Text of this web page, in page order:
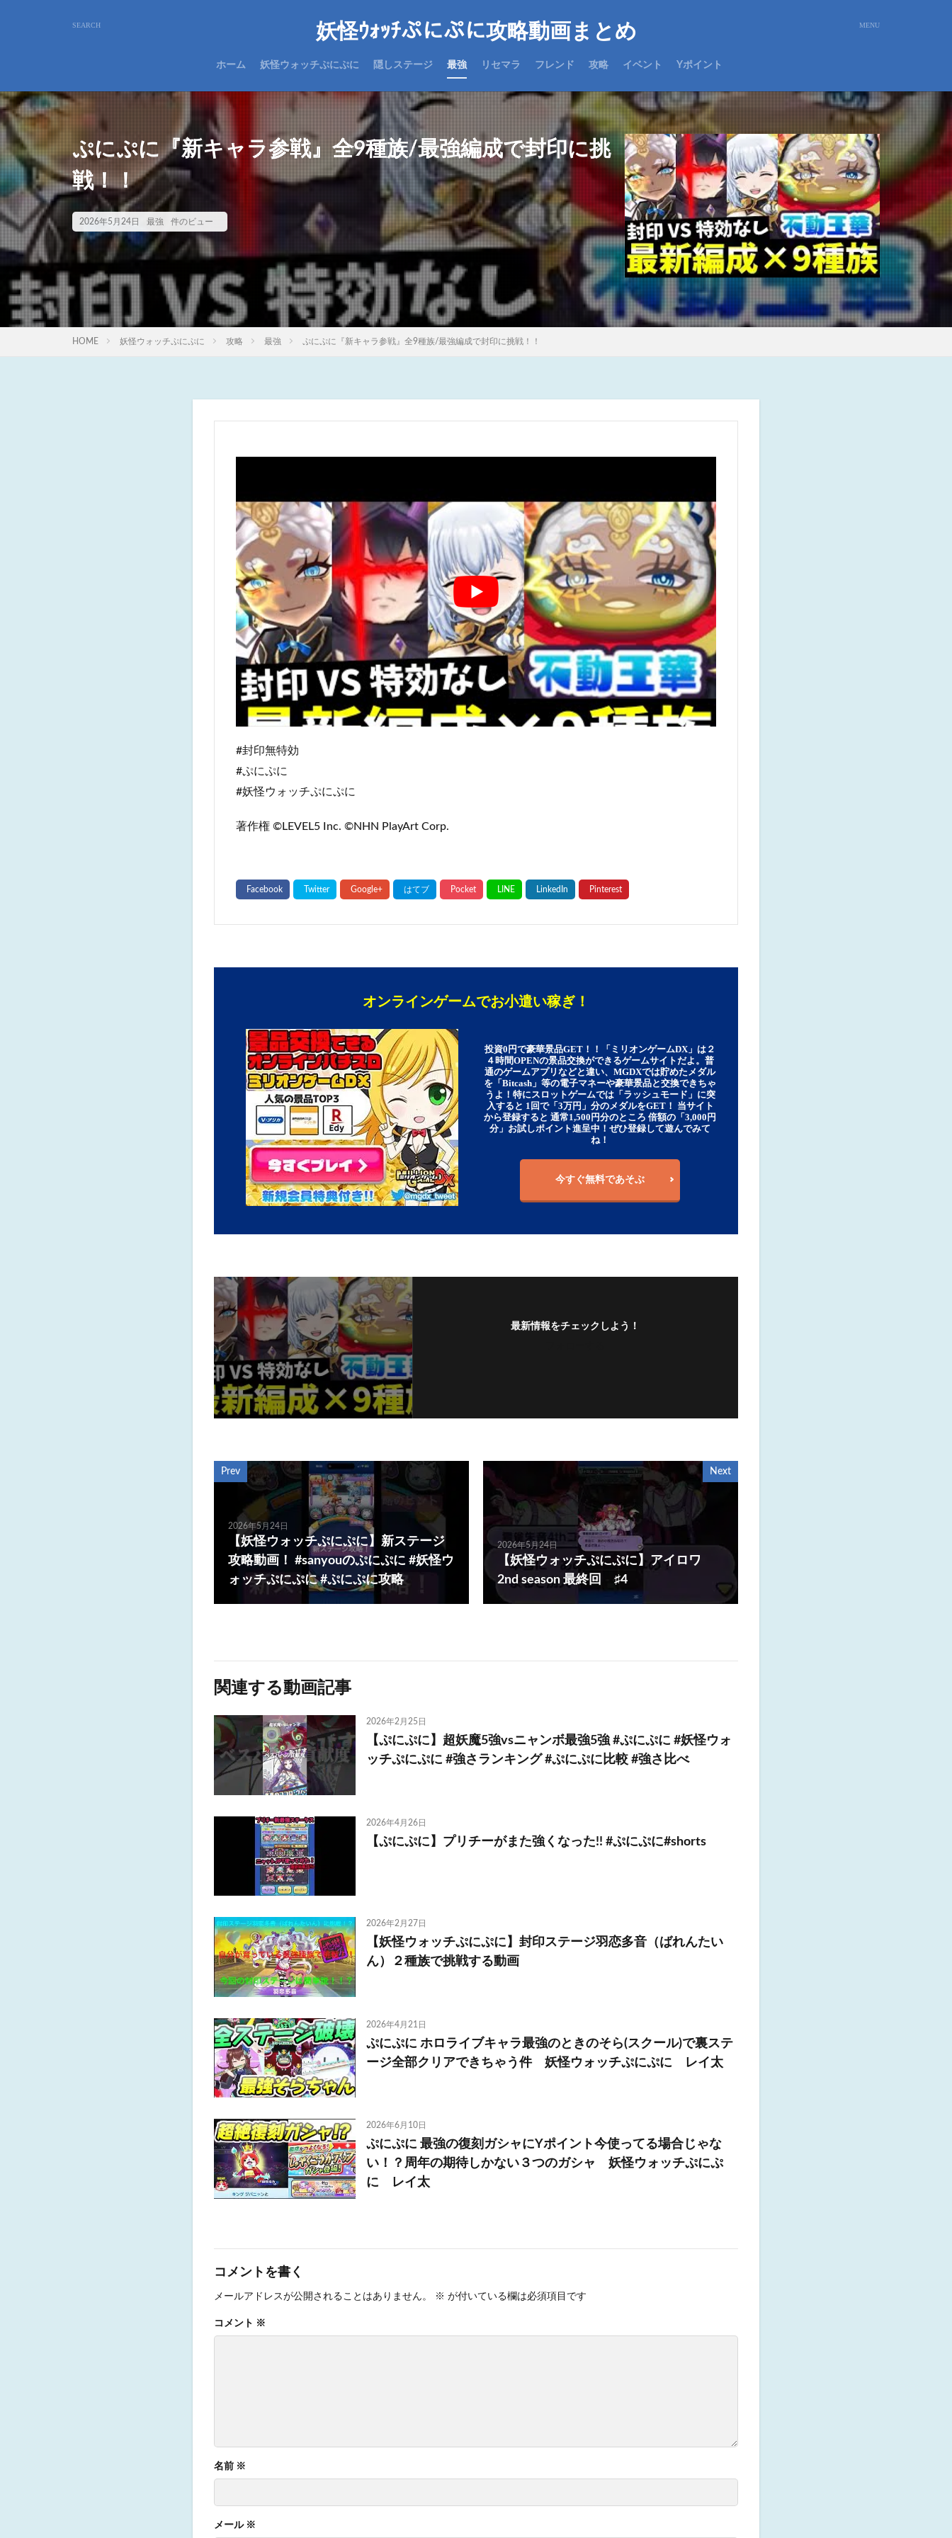
妖怪ｳｫｯﾁぷにぷに攻略動画まとめ
ホーム 妖怪ウォッチぷにぷに 隠しステージ 最強 リセマラ フレンド 攻略 イベント Yポイント
ぷにぷに『新キャラ参戦』全9種族/最強編成で封印に挑
戦！！
2026年5月24日 最強 件のビュー
HOME 妖怪ウォッチぷにぷに 攻略 最強 ぷにぷに『新キャラ参戦』全9種族/最強編成で封印に挑戦！！
#封印無特効
#ぷにぷに
#妖怪ウォッチぷにぷに
著作権 ©LEVEL5 Inc. ©NHN PlayArt Corp.
オンラインゲームでお小遣い稼ぎ！
投資0円で豪華景品GET！！「ミリオンゲームDX」は２
４時間OPENの景品交換ができるゲームサイトだよ。普
通のゲームアプリなどと違い、MGDXでは貯めたメダル
を「Bitcash」等の電子マネーや豪華景品と交換できちゃ
うよ！特にスロットゲームでは「ラッシュモード」に突
入すると 1回で「3万円」分のメダルをGET！ 当サイト
から登録すると 通常1,500円分のところ 倍額の「3,000円
分」お試しポイント進呈中！ぜひ登録して遊んでみて
ね！
今すぐ無料であそぶ
最新情報をチェックしよう！
Prev
2026年5月24日
【妖怪ウォッチぷにぷに】新ステージ
攻略動画！ #sanyouのぷにぷに #妖怪ウ
ォッチぷにぷに #ぷにぷに攻略
Next
2026年5月24日
【妖怪ウォッチぷにぷに】アイロワ
2nd season 最終回 ♯4
関連する動画記事
2026年2月25日
【ぷにぷに】超妖魔5強vsニャンボ最強5強 #ぷにぷに #妖怪ウォ
ッチぷにぷに #強さランキング #ぷにぷに比較 #強さ比べ
2026年4月26日
【ぷにぷに】プリチーがまた強くなった!! #ぷにぷに#shorts
2026年2月27日
【妖怪ウォッチぷにぷに】封印ステージ羽恋多音（ばれんたい
ん）２種族で挑戦する動画
2026年4月21日
ぷにぷに ホロライブキャラ最強のときのそら(スクール)で裏ステ
ージ全部クリアできちゃう件 妖怪ウォッチぷにぷに レイ太
2026年6月10日
ぷにぷに 最強の復刻ガシャにYポイント今使ってる場合じゃな
い！？周年の期待しかない３つのガシャ 妖怪ウォッチぷにぷ
に レイ太
コメントを書く
メールアドレスが公開されることはありません。 ※ が付いている欄は必須項目です
コメント ※
名前 ※
メール ※